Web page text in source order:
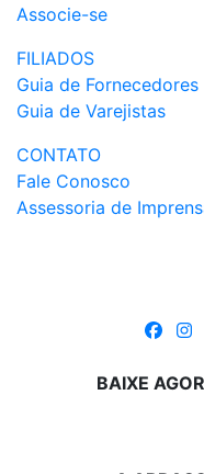
Associe-se
FILIADOS
Guia de Fornecedores
Guia de Varejistas
CONTATO
Fale Conosco
Assessoria de
BAIXE